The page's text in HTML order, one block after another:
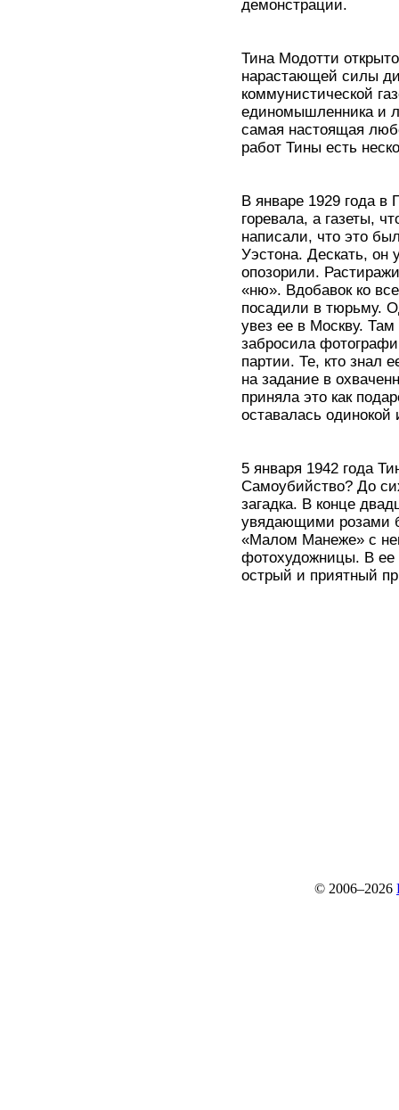
демонстрации.
Тина Модотти
нарастающей силы
коммунистической
единомышленника и
самая настоящая
работ Тины есть
В январе 1929 года в
горевала, а газеты,
написали, что это
Уэстона. Дескать, он
опозорили.
«ню». Вдобавок ко
посадили в тюрьму.
увез ее в Москву.
забросила
партии. Те, кто знал
на задание в
приняла это как
оставалась одинокой
5 января 1942 года
Самоубийство? До
загадка. В конце
увядающими розами
«Малом Манеже» с
фотохудожницы. В ее
острый и приятный
© 2006–2026